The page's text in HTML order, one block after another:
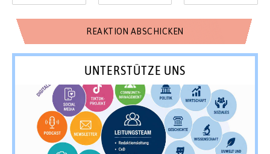
UNTERSTÜTZE UNS